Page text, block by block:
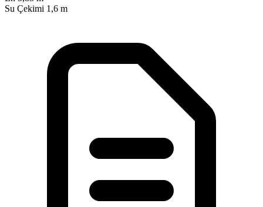
Su Çekimi 1,6 m